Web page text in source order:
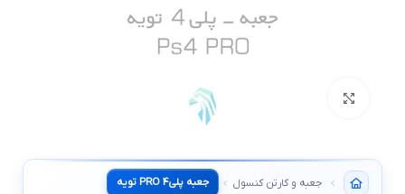
جعبه و کارتن کنسول جعبه پلي4 PRO تويه